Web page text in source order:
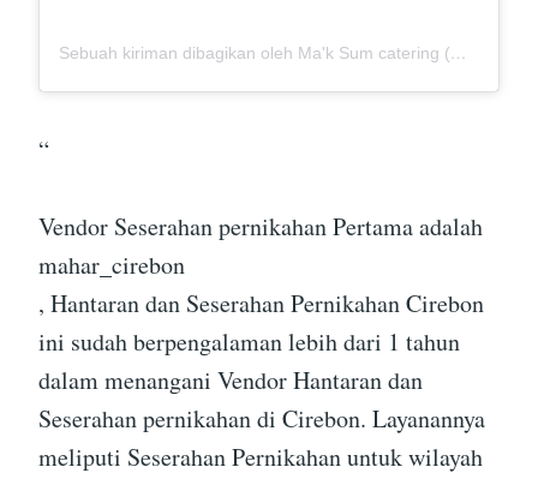
Sebuah kiriman dibagikan oleh Ma'k Sum catering (@mak_sumcatering)
“
Vendor Seserahan pernikahan Pertama adalah
mahar_cirebon
, Hantaran dan Seserahan Pernikahan Cirebon
ini sudah berpengalaman lebih dari 1 tahun
dalam menangani Vendor Hantaran dan
Seserahan pernikahan di Cirebon. Layanannya
meliputi Seserahan Pernikahan untuk wilayah